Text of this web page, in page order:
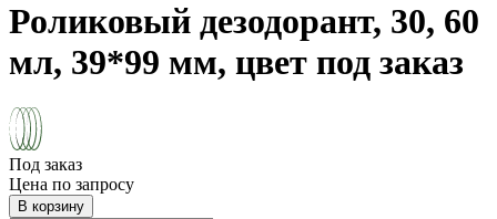
Роликовый дезодорант, 30, 60
мл, 39*99 мм, цвет под заказ
Под заказ
Цена по запросу
В корзину